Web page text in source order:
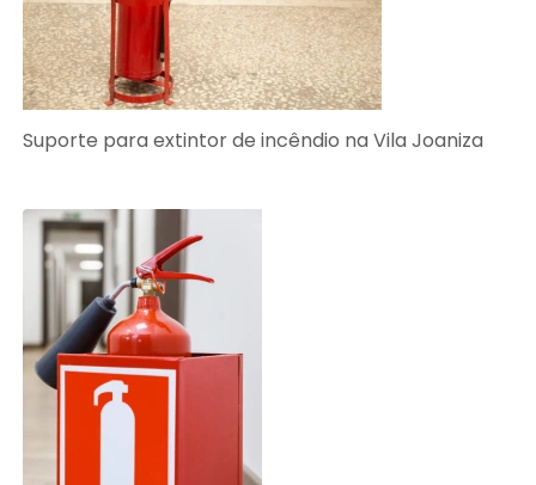
Suporte para extintor de incêndio na Vila Joaniza